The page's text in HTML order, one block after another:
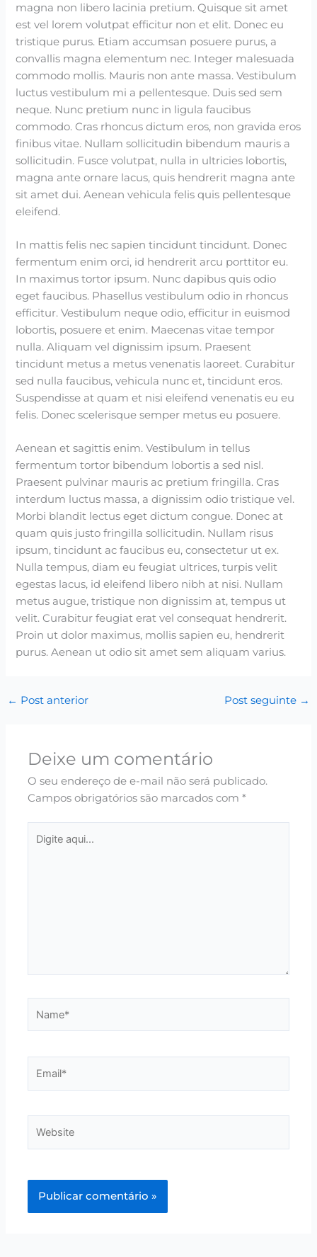
magna non libero lacinia pretium. Quisque sit amet
est vel lorem volutpat efficitur non et elit. Donec eu
tristique purus. Etiam accumsan posuere purus, a
convallis magna elementum nec. Integer malesuada
commodo mollis. Mauris non ante massa. Vestibulum
luctus vestibulum mi a pellentesque. Duis sed sem
neque. Nunc pretium nunc in ligula faucibus
commodo. Cras rhoncus dictum eros, non gravida eros
finibus vitae. Nullam sollicitudin bibendum mauris a
sollicitudin. Fusce volutpat, nulla in ultricies lobortis,
magna ante ornare lacus, quis hendrerit magna ante
sit amet dui. Aenean vehicula felis quis pellentesque
eleifend.
In mattis felis nec sapien tincidunt tincidunt. Donec
fermentum enim orci, id hendrerit arcu porttitor eu.
In maximus tortor ipsum. Nunc dapibus quis odio
eget faucibus. Phasellus vestibulum odio in rhoncus
efficitur. Vestibulum neque odio, efficitur in euismod
lobortis, posuere et enim. Maecenas vitae tempor
nulla. Aliquam vel dignissim ipsum. Praesent
tincidunt metus a metus venenatis laoreet. Curabitur
sed nulla faucibus, vehicula nunc et, tincidunt eros.
Suspendisse at quam et nisi eleifend venenatis eu eu
felis. Donec scelerisque semper metus eu posuere.
Aenean et sagittis enim. Vestibulum in tellus
fermentum tortor bibendum lobortis a sed nisl.
Praesent pulvinar mauris ac pretium fringilla. Cras
interdum luctus massa, a dignissim odio tristique vel.
Morbi blandit lectus eget dictum congue. Donec at
quam quis justo fringilla sollicitudin. Nullam risus
ipsum, tincidunt ac faucibus eu, consectetur ut ex.
Nulla tempus, diam eu feugiat ultrices, turpis velit
egestas lacus, id eleifend libero nibh at nisi. Nullam
metus augue, tristique non dignissim at, tempus ut
velit. Curabitur feugiat erat vel consequat hendrerit.
Proin ut dolor maximus, mollis sapien eu, hendrerit
purus. Aenean ut odio sit amet sem aliquam varius.
← Post anterior Post seguinte →
Deixe um comentário
O seu endereço de e-mail não será publicado.
Campos obrigatórios são marcados com*
aqui...